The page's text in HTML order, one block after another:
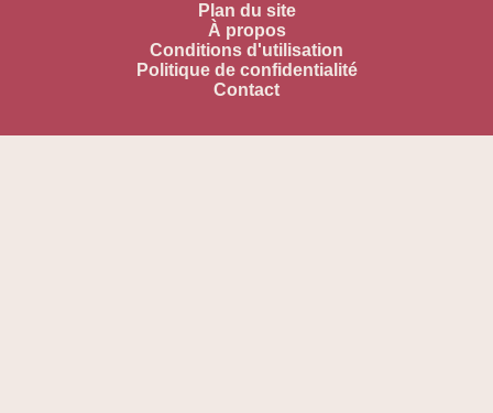
Plan du site
À propos
Conditions d'utilisation
Politique de confidentialité
Contact